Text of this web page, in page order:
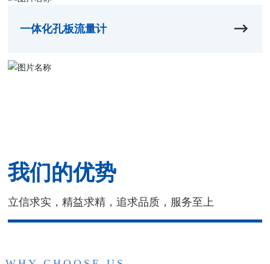
一体化孔板流量计
我们的优势
立信求实，精益求精，追求品质，服务至上